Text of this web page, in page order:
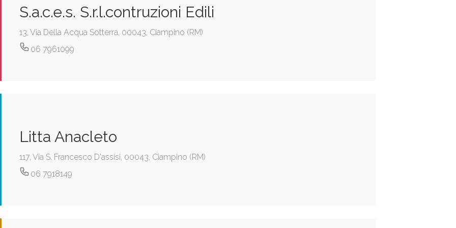
S.a.c.e.s. S.r.l.contruzioni Edili
13, Via Della Acqua Sotterra, 00043, Ciampino (RM)
06 7961099
Litta Anacleto
117, Via S. Francesco D'assisi, 00043, Ciampino (RM)
06 7918149